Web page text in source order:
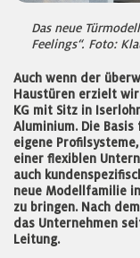
Das neue
Feelings“. Foto:
Auch wenn der
Haustüren erzielt
KG mit Sitz in
Aluminium. Die
eigene
einer flexiblen
auch
neue Modellfamilie
zu bringen. Nach
das Unternehmen
Leitung.